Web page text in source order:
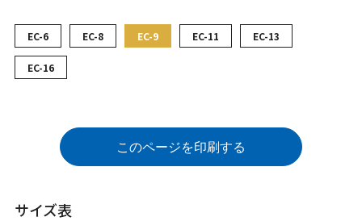
EC-6 EC-8 EC-9 EC-11 EC-13
EC-16
このページを印刷する
サイズ表